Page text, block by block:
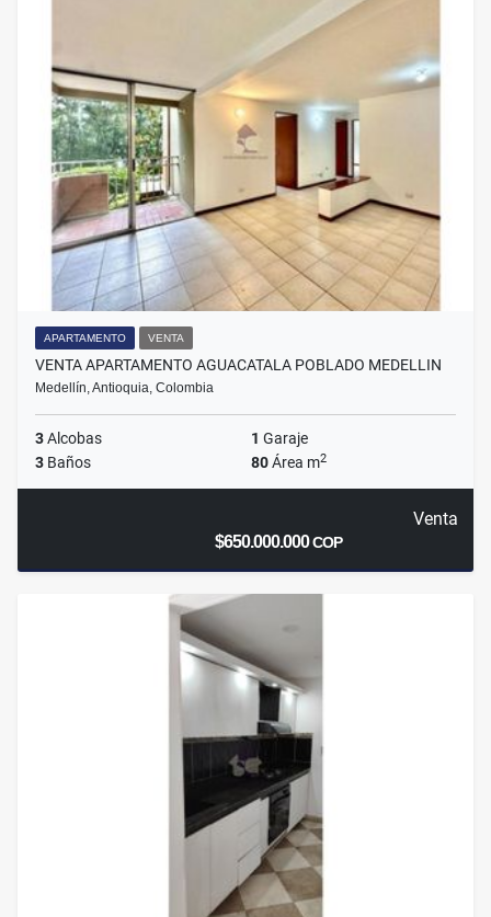
APARTAMENTO VENTA
VENTA APARTAMENTO AGUACATALA POBLADO MEDELLIN
Medellín, Antioquia, Colombia
3Alcobas 1 Garaje
3 Baños 80Área m2
Venta
$650.000.000COP